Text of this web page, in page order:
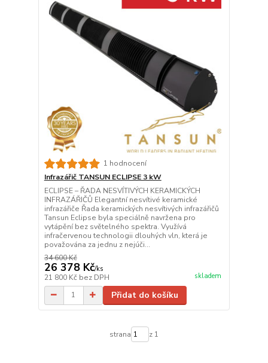
1 hodnocení
Infrazářič TANSUN ECLIPSE 3 kW
ECLIPSE – ŘADA NESVÍTIVÝCH KERAMICKÝCH
INFRAZÁŘIČŮ Elegantní nesvítivé keramické
infrazářiče Řada keramických nesvítivých infrazářičů
Tansun Eclipse byla speciálně navržena pro
vytápění bez světelného spektra. Využívá
infračervenou technologii dlouhých vln, která je
považována za jednu z nejúči...
34 600 Kč
26 378 Kč/ks
21 800 Kč bez DPH skladem
Přidat do košíku
strana z 1